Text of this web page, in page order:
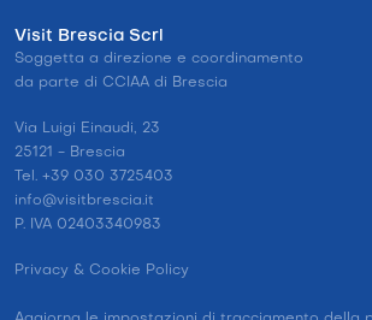
Visit Brescia Scrl
Soggetta a direzione e coordinamento
da parte di CCIAA di Brescia
Via Luigi Einaudi, 23
25121 - Brescia
Tel. +39 030 3725403
info@visitbrescia.it
P. IVA 02403340983
Privacy & Cookie Policy